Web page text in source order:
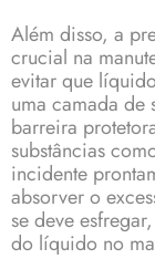
Além disso, a
crucial na
evitar que
uma camada de
barreira
substâncias
incidente
absorver o
se deve
do líquido no